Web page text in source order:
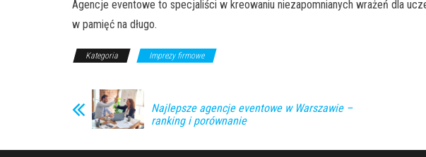
Agencje eventowe to specjaliści w kreowaniu niezapomnianych wrażeń dla
w pamięć na długo.
Kategoria Imprezy firmowe
Najlepsze agencje eventowe w Warszawie –
ranking i porównanie